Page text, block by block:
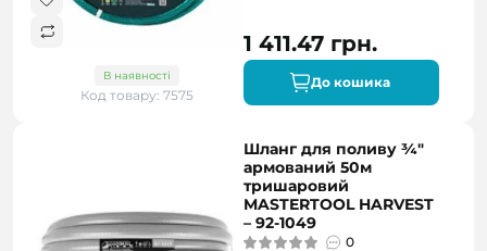
В наявності
Код товару: 7575
1 411.47 грн.
До кошика
Шланг для поливу ¾"
армований 50м
тришаровий
MASTERTOOL HARVEST
– 92-1049
0